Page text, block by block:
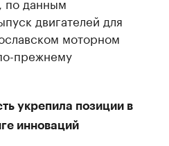
двигателей для
моторном
прежнему
укрепила позиции в
инноваций